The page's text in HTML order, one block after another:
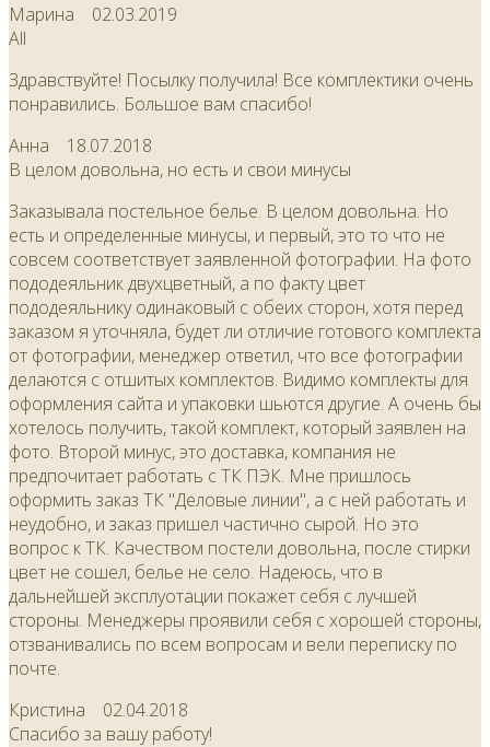
Марина 02.03.2019
All
Здравствуйте! Посылку получила! Все комплектики очень
понравились. Большое вам спасибо!
Анна 18.07.2018
В целом довольна, но есть и свои минусы
Заказывала постельное белье. В целом довольна. Но
есть и определенные минусы, и первый, это то что не
совсем соответствует заявленной фотографии. На фото
пододеяльник двухцветный, а по факту цвет
пододеяльнику одинаковый с обеих сторон, хотя перед
заказом я уточняла, будет ли отличие готового комплекта
от фотографии, менеджер ответил, что все фотографии
делаются с отшитых комплектов. Видимо комплекты для
оформления сайта и упаковки шьются другие. А очень бы
хотелось получить, такой комплект, который заявлен на
фото. Второй минус, это доставка, компания не
предпочитает работать с ТК ПЭК. Мне пришлось
оформить заказ ТК "Деловые линии", а с ней работать и
неудобно, и заказ пришел частично сырой. Но это
вопрос к ТК. Качеством постели довольна, после стирки
цвет не сошел, белье не село. Надеюсь, что в
дальнейшей эксплуотации покажет себя с лучшей
стороны. Менеджеры проявили себя с хорошей стороны,
отзванивались по всем вопросам и вели переписку по
почте.
Кристина 02.04.2018
Спасибо за вашу работу!